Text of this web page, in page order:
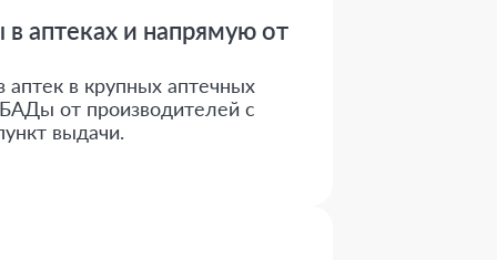
аптеках и напрямую от
аптек в крупных аптечных
от производителей с
выдачи.